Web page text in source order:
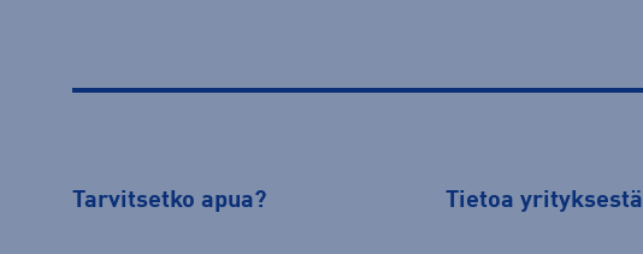
Tarvitsetko apua? Tietoa yrityksestä